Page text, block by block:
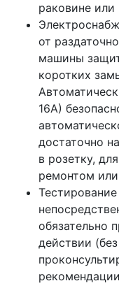
раковине или
от
машины
коротких
16А)
достаточно
в розетку,
ремонтом
обязательно
действии